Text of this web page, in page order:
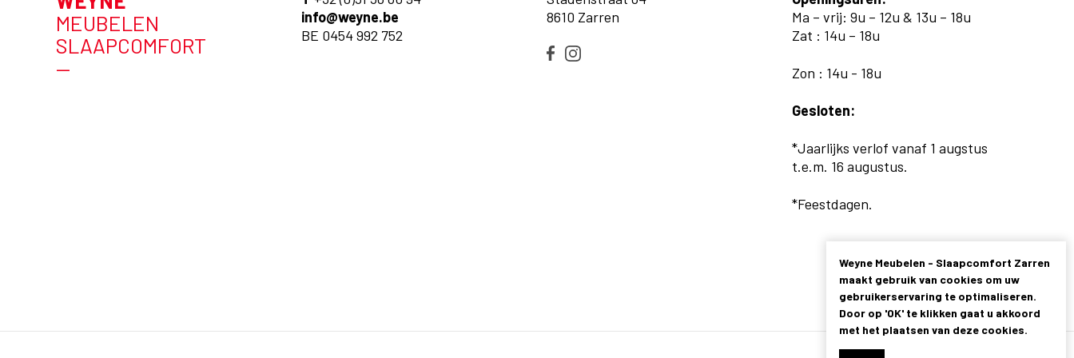
MEUBELEN
SLAAPCOMFORT
—
info@weyne.be
BE 0454 992 752
8610 Zarren
Ma – vrij: 9u – 12u & 13u – 18u
Zat : 14u – 18u
Zon : 14u - 18u
Gesloten:
*Jaarlijks verlof vanaf 1 augstus
t.e.m. 16 augustus.
*Feestdagen.
Weyne Meubelen - Slaapcomfort Zarren
maakt gebruik van cookies om uw
gebruikerservaring te optimaliseren.
Door op 'OK' te klikken gaat u akkoord
met het plaatsen van deze cookies.